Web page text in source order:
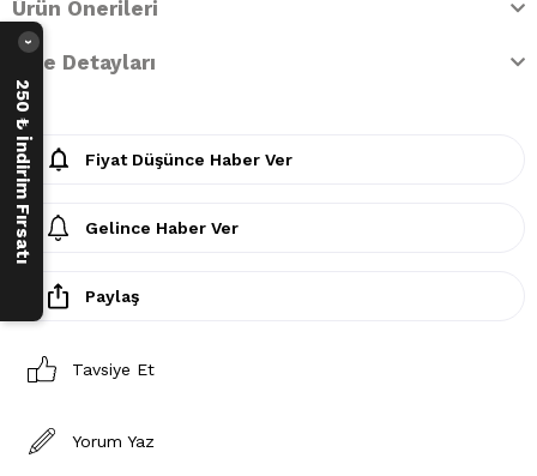
Ürün Önerileri
İade Detayları
Fiyat Düşünce Haber Ver
Gelince Haber Ver
Paylaş
Tavsiye Et
Yorum Yaz
250 ₺ İndirim Fırsatı
›